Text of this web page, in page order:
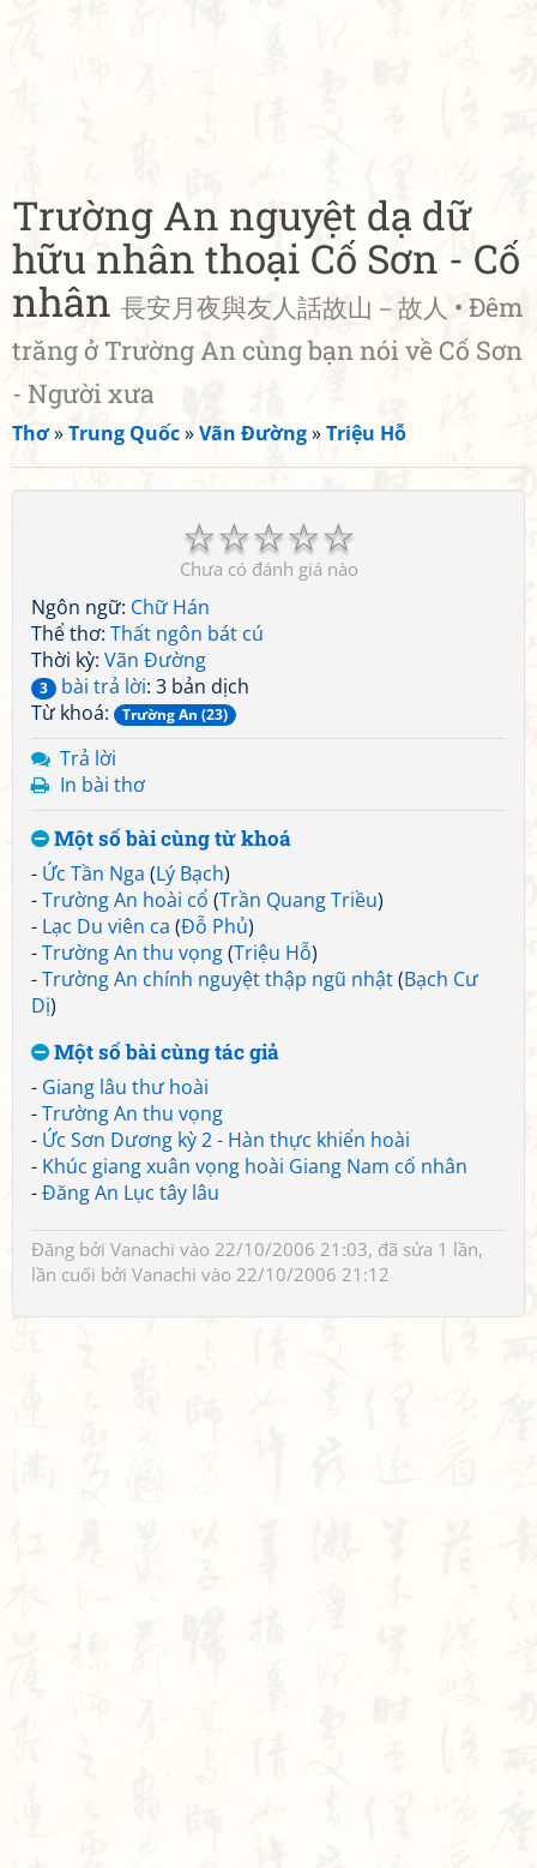
Trường An nguyệt dạ dữ
hữu nhân thoại Cố Sơn - Cố
nhân 長安月夜與友人話故山－故人 • Đêm
trăng ở Trường An cùng bạn nói về Cố Sơn
- Người xưa
Thơ»Trung Quốc»Vãn Đường»Triệu Hỗ
☆
☆
☆
☆
☆
Chưa có đánh giá nào
Ngôn ngữ: Chữ Hán
Thể thơ: Thất ngôn bát cú
Thời kỳ: Vãn Đường
3 bài trả lời: 3 bản dịch
Từ khoá:
Trường An (23)
Trả lời
In bài thơ
Một số bài cùng từ khoá
- Ức Tần Nga (Lý Bạch)
-Trường An hoài cổ (Trần Quang Triều)
- Lạc Du viên ca (Đỗ Phủ)
-Trường An thu vọng(Triệu Hỗ)
-Trường An chính nguyệt thập ngũ nhật(Bạch Cư
Dị)
Một số bài cùng tác giả
- Giang lâu thư hoài
-Trường An thu vọng
- Ức Sơn Dương kỳ 2 - Hàn thực khiển hoài
- Khúc giang xuân vọng hoài Giang Nam cố nhân
-Đăng An Lục tây lâu
Đăng bởi Vanachi vào 22/10/2006 21:03, đã sửa 1 lần,
lần cuối bởi Vanachi vào 22/10/2006 21:12